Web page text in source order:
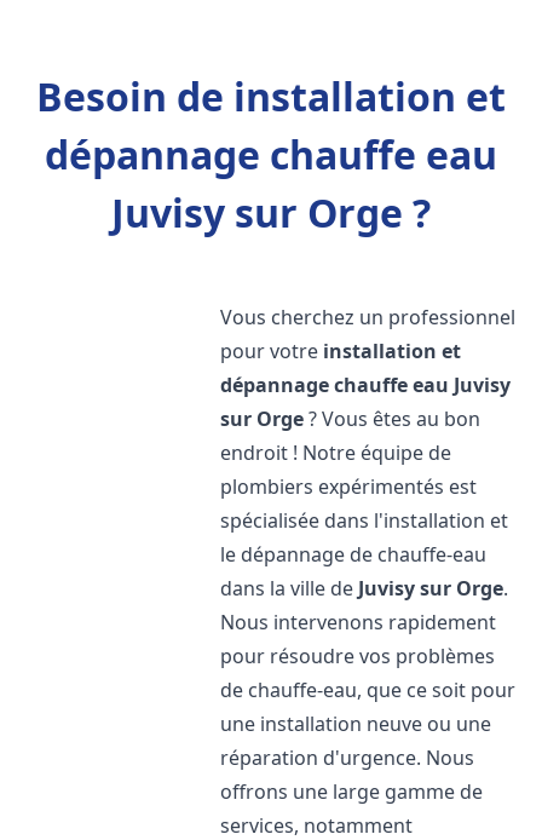
Besoin de installation et
dépannage chauffe eau
Juvisy sur Orge ?
Vous cherchez un professionnel
pour votre installation et
dépannage chauffe eau Juvisy
sur Orge? Vous êtes au bon
endroit ! Notre équipe de
plombiers expérimentés est
spécialisée dans l'installation et
le dépannage de chauffe-eau
dans la ville de Juvisy sur Orge.
Nous intervenons rapidement
pour résoudre vos problèmes
de chauffe-eau, que ce soit pour
une installation neuve ou une
réparation d'urgence. Nous
offrons une large gamme de
services, notamment